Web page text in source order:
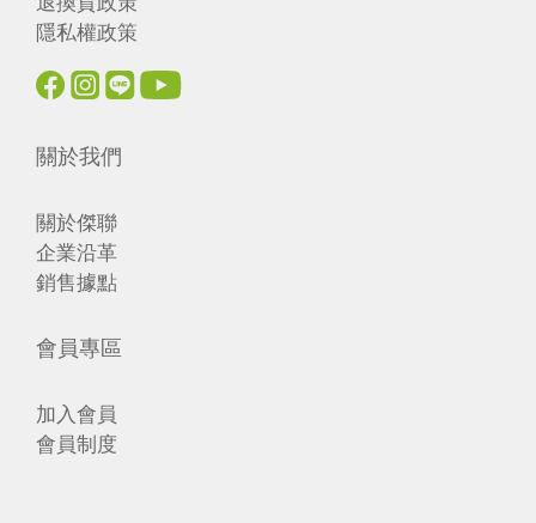
隱私權政策
關於我們
關於傑聯
企業沿革
銷售據點
會員專區
加入會員
會員制度